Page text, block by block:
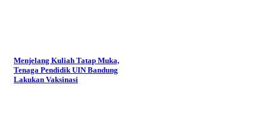
Menjelang Kuliah Tatap Muka,
Tenaga Pendidik UIN Bandung
Lakukan Vaksinasi